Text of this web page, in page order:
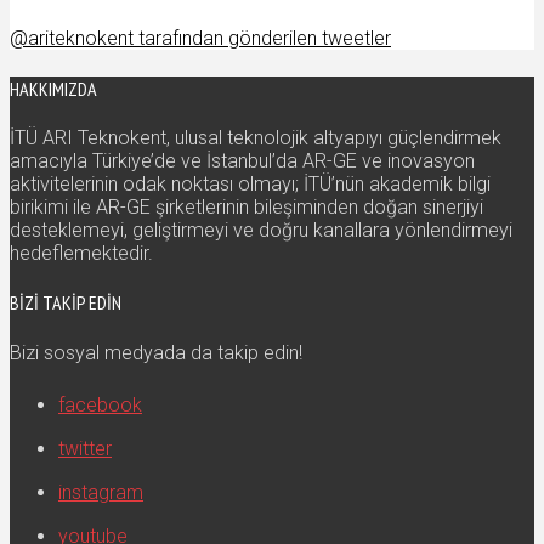
@ariteknokent tarafından gönderilen tweetler
HAKKIMIZDA
İTÜ ARI Teknokent, ulusal teknolojik altyapıyı güçlendirmek
amacıyla Türkiye’de ve İstanbul’da AR-GE ve inovasyon
aktivitelerinin odak noktası olmayı; İTÜ’nün akademik bilgi
birikimi ile AR-GE şirketlerinin bileşiminden doğan sinerjiyi
desteklemeyi, geliştirmeyi ve doğru kanallara yönlendirmeyi
hedeflemektedir.
BIZI TAKIP EDIN
Bizi sosyal medyada da takip edin!
facebook
twitter
instagram
youtube